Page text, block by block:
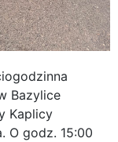
Bazylice
Kaplicy
O godz. 15:00